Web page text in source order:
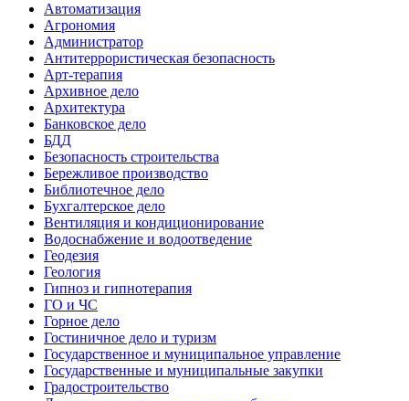
Автоматизация
Агрономия
Администратор
Антитеррористическая безопасность
Арт-терапия
Архивное дело
Архитектура
Банковское дело
БДД
Безопасность строительства
Бережливое производство
Библиотечное дело
Бухгалтерское дело
Вентиляция и кондиционирование
Водоснабжение и водоотведение
Геодезия
Геология
Гипноз и гипнотерапия
ГО и ЧС
Горное дело
Гостиничное дело и туризм
Государственное и муниципальное управление
Государственные и муниципальные закупки
Градостроительство